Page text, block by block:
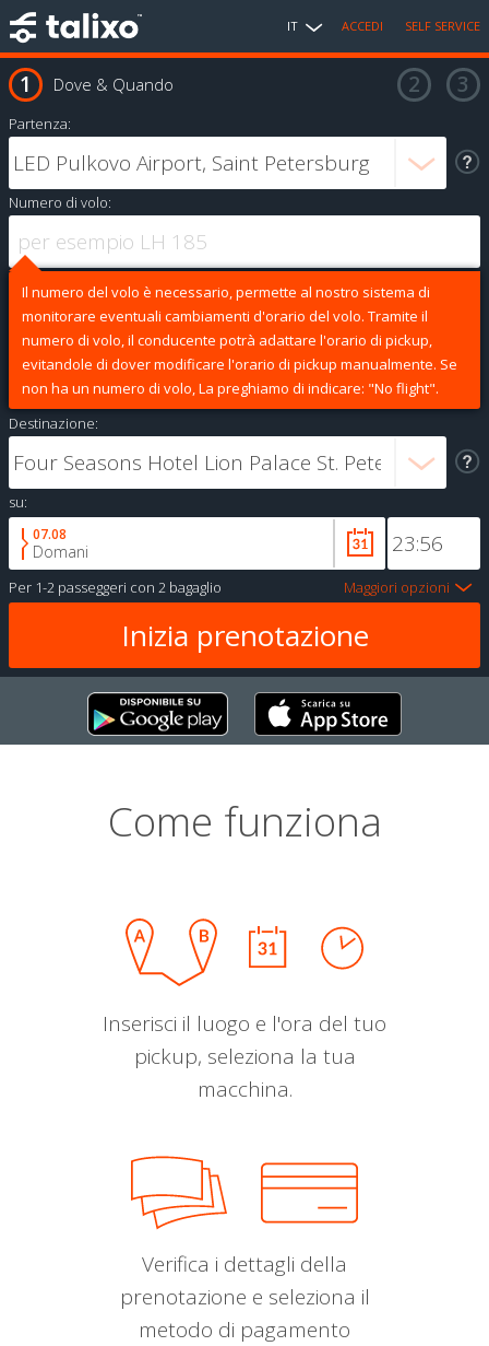
IT ACCEDI SELF SERVICE
Dove & Quando
Partenza:
Numero di volo:
Il numero del volo è necessario, permette al nostro sistema di
monitorare eventuali cambiamenti d'orario del volo. Tramite il
numero di volo, il conducente potrà adattare l'orario di pickup,
evitandole di dover modificare l'orario di pickup manualmente. Se
non ha un numero di volo, La preghiamo di indicare: "No flight".
Destinazione:
su:
07.08
Domani
Per 1-2 passeggeri con 2 bagaglio Maggiori opzioni
Come funziona
Inserisci il luogo e l'ora del tuo
pickup, seleziona la tua
macchina.
Verifica i dettagli della
prenotazione e seleziona il
metodo di pagamento